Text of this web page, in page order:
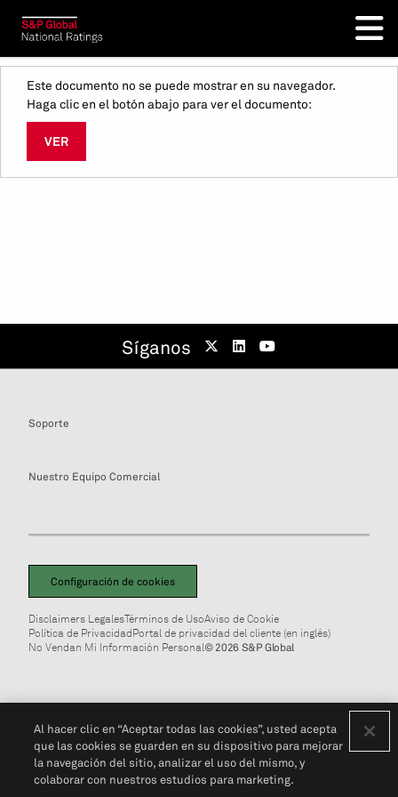
Este documento no se puede mostrar en su navegador.
Haga clic en el botón abajo para ver el documento:
VER
Síganos
Soporte
Nuestro Equipo Comercial
Configuración de cookies
Disclaimers LegalesTérminos de UsoAviso de Cookie
Política de PrivacidadPortal de privacidad del cliente (en inglés)
No Vendan Mi Información Personal© 2026 S&P Global
Al hacer clic en “Aceptar todas las cookies”, usted acepta
que las cookies se guarden en su dispositivo para mejorar
la navegación del sitio, analizar el uso del mismo, y
colaborar con nuestros estudios para marketing.